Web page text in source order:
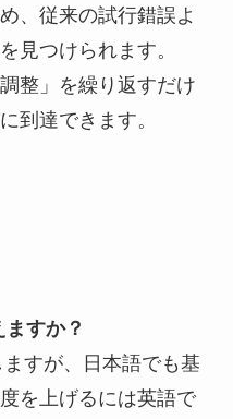
、従来の試行錯誤よ
見つけられます。
整」を繰り返すだけ
到達できます。
すか？
すが、日本語でも基
を上げるには英語で